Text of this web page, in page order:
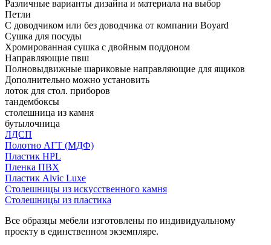
Различные варианты дизайна и материала на выбор
Петли
С доводчиком или без доводчика от компании Boyard
Сушка для посуды
Хромированная сушка с двойным поддоном
Направляющие пвш
Полновыдвижные шариковые направляющие для ящиков
Дополнительно можно установить
лоток для стол. приборов
тандембоксы
столешница из камня
бутылочница
ЛДСП
Полотно АГТ (МДФ)
Пластик HPL
Пленка ПВХ
Пластик Alvic Luxe
Столешницы из искусственного камня
Столешницы из пластика
Все образцы мебели изготовлены по индивидуальному
проекту в единственном экземпляре.